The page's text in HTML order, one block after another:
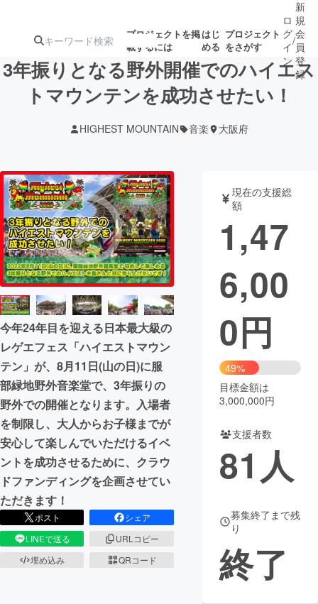
プロジェクトを掲
載するには
はじ
める
プロジェクト
をさがす
ターン
ジェクト
募集終了が近いプ
ロジェクト
アート・写真 音楽
テクノロジー・ガジェット ゲーム・サ
映像・映画
ビジネス・起業
まちづくり・地域活性化
CAMPFIRE for Social Good
CAMPFIRE Creation
CAMPFIREふるさと納税machi-ya コミュニティ
ロ
グ
イ
ン
/
新
規
会
員
登
録
3年振りとなる野外開催でのハイエス
トマウンテンを成功させたい！
HIGHEST MOUNTAIN 音楽 大阪府
今年24年目を迎える日本最大級の
レゲエフェス「ハイエストマウン
テン」が、8月11日(山の日)に服
部緑地野外音楽堂で、3年振りの
野外での開催となります。入場者
を制限し、大人からお子様までが
安心して楽しんでいただけるイベ
ントを成功させるために、クラウ
ドファンディングを企画させてい
ただきます！
ポスト
シェア
LINEで送る
URLコピー
埋め込み
QRコード
現在の支援総
額
1,47
6,00
0円
49%
目標金額は
3,000,000円
支援者数
81 人
募集終了まで残
り
終了